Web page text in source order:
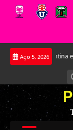
Saltar
Ago 5, 2026
en doble